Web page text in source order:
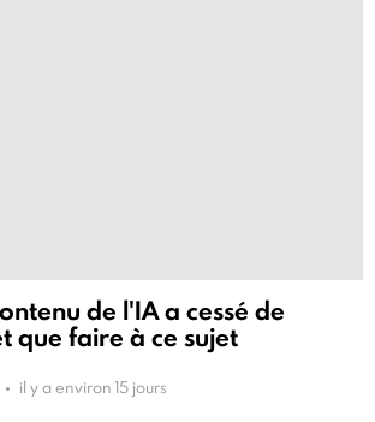
de l'IA a cessé de
que faire à ce sujet
il y a environ 15 jours